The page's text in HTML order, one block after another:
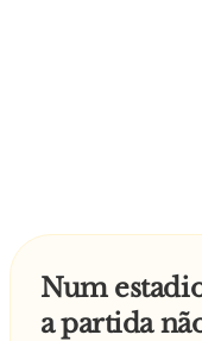
Num
a partida